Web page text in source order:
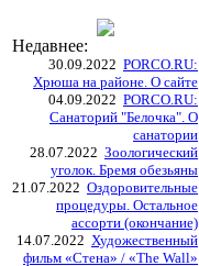
Недавнее:
30.09.2022 PORCO.RU:
Хрюша на районе. О сайте
04.09.2022 PORCO.RU:
Санаторий "Белочка". О
санатории
28.07.2022 Зоологический
уголок. Бремя обезьяны
21.07.2022 Оздоровительные
процедуры. Остальное
ассорти (окончание)
14.07.2022 Художественный
фильм «Стена» / «The Wall»